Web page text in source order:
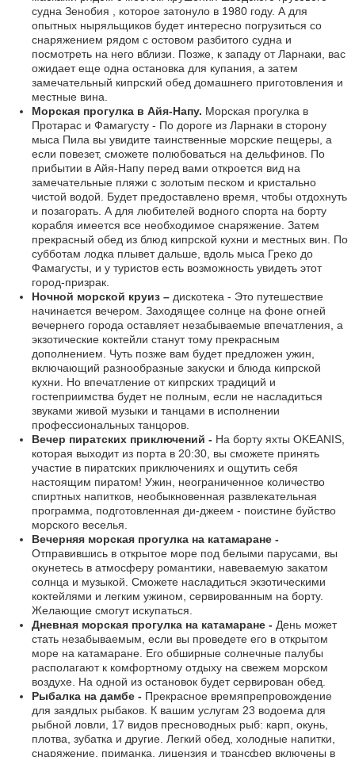
судна Зенобия , которое затонуло в 1980 году. А для
опытных ныряльщиков будет интересно погрузиться со
снаряжением рядом с остовом разбитого судна и
посмотреть на него вблизи. Позже, к западу от Ларнаки, вас
ожидает еще одна остановка для купания, а затем
замечательный кипрский обед домашнего приготовления и
местные вина.
Морская прогулка в Айя-Напу. Морская прогулка в
Протарас и Фамагусту - По дороге из Ларнаки в сторону
мыса Пила вы увидите таинственные морские пещеры, а
если повезет, сможете полюбоваться на дельфинов. По
прибытии в Айя-Напу перед вами откроется вид на
замечательные пляжи с золотым песком и кристально
чистой водой. Будет предоставлено время, чтобы отдохнуть
и позагорать. А для любителей водного спорта на борту
корабля имеется все необходимое снаряжение. Затем
прекрасный обед из блюд кипрской кухни и местных вин. По
субботам лодка плывет дальше, вдоль мыса Греко до
Фамагусты, и у туристов есть возможность увидеть этот
город-призрак.
Ночной морской круиз – дискотека - Это путешествие
начинается вечером. Заходящее солнце на фоне огней
вечернего города оставляет незабываемые впечатления, а
экзотические коктейли станут тому прекрасным
дополнением. Чуть позже вам будет предложен ужин,
включающий разнообразные закуски и блюда кипрской
кухни. Но впечатление от кипрских традиций и
гостеприимства будет не полным, если не насладиться
звуками живой музыки и танцами в исполнении
профессиональных танцоров.
Вечер пиратских приключений - На борту яхты OKEANIS,
которая выходит из порта в 20:30, вы сможете принять
участие в пиратских приключениях и ощутить себя
настоящим пиратом! Ужин, неограниченное количество
спиртных напитков, необыкновенная развлекательная
программа, подготовленная ди-джеем - поистине буйство
морского веселья.
Вечерняя морская прогулка на катамаране -
Отправившись в открытое море под белыми парусами, вы
окунетесь в атмосферу романтики, навеваемую закатом
солнца и музыкой. Сможете насладиться экзотическими
коктейлями и легким ужином, сервированным на борту.
Желающие смогут искупаться.
Дневная морская прогулка на катамаране - День может
стать незабываемым, если вы проведете его в открытом
море на катамаране. Его обширные солнечные палубы
располагают к комфортному отдыху на свежем морском
воздухе. На одной из остановок будет сервирован обед.
Рыбалка на дамбе - Прекрасное времяпрепровождение
для заядлых рыбаков. К вашим услугам 23 водоема для
рыбной ловли, 17 видов пресноводных рыб: карп, окунь,
плотва, зубатка и другие. Легкий обед, холодные напитки,
снаряжение, приманка, лицензия и трансфер включены в